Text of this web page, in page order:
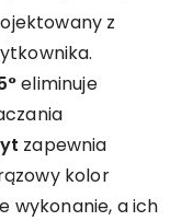
z
eliminuje
zapewnia
kolor
wykonanie, a ich